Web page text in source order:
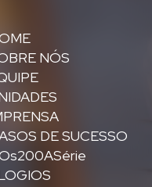
NÓS
DE SUCESSO